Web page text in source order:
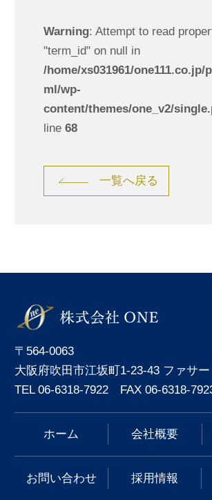
Warning: Attempt to read
"term_id" on null in
/home/xs031961/one111.co.jp/
ml/wp-
content/themes/one_v2/
line 68
一覧へ戻る
〒564-0063
大阪府吹田市江坂町1-23-43 ファサ
TEL 06-6318-7922 FAX 06-6318-
ホーム 会社概要
お問い合わせ 採用情報